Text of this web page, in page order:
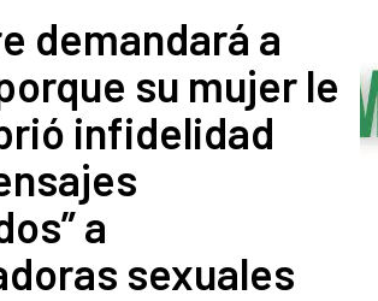
demandará a
su mujer le
infidelidad
a
sexuales